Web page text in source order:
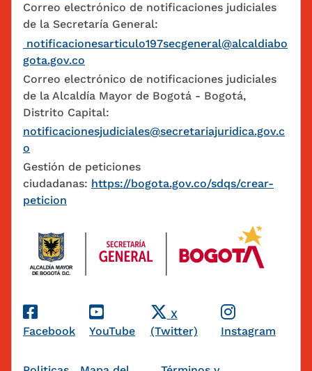
Correo electrónico de notificaciones judiciales
de la Secretaría General:
notificacionesarticulo197secgeneral@alcaldiabo
gota.gov.co
Correo electrónico de notificaciones judiciales
de la Alcaldía Mayor de Bogotá - Bogotá,
Distrito Capital:
notificacionesjudiciales@secretariajuridica.gov.c
o
Gestión de peticiones
ciudadanas: https://bogota.gov.co/sdqs/crear-
peticion
Redes Sociales
Facebook YouTube
X
(Twitter)
Instagram